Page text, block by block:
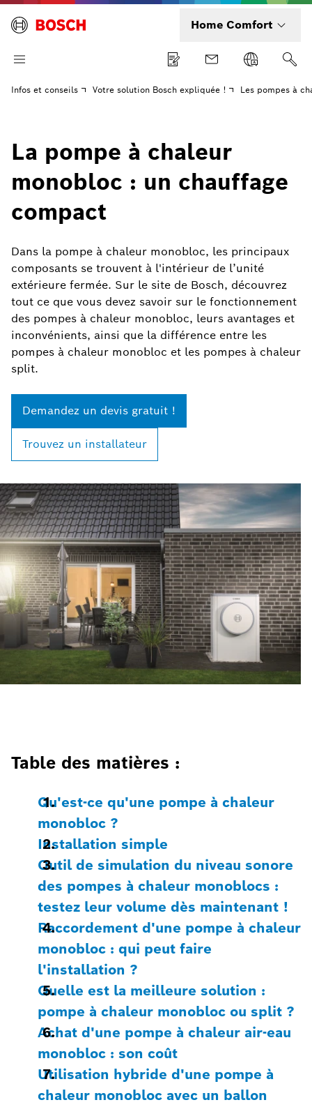
Home Comfort
Infos et conseils Votre solution Bosch expliquée ! Les pompes à
La pompe à chaleur
monobloc : un chauffage
compact
Dans la pompe à chaleur monobloc, les principaux
composants se trouvent à l'intérieur de l’unité
extérieure fermée. Sur le site de Bosch, découvrez
tout ce que vous devez savoir sur le fonctionnement
des pompes à chaleur monobloc, leurs avantages et
inconvénients, ainsi que la différence entre les
pompes à chaleur monobloc et les pompes à chaleur
split.
Demandez un devis gratuit !
Trouvez un installateur
Table des matières :
Qu'est-ce qu'une pompe à chaleur
monobloc ?
Installation simple
Outil de simulation du niveau sonore
des pompes à chaleur monoblocs :
testez leur volume dès maintenant !
Raccordement d'une pompe à chaleur
monobloc : qui peut faire
l'installation ?
Quelle est la meilleure solution :
pompe à chaleur monobloc ou split ?
Achat d'une pompe à chaleur air-eau
monobloc : son coût
Utilisation hybride d'une pompe à
chaleur monobloc avec un ballon